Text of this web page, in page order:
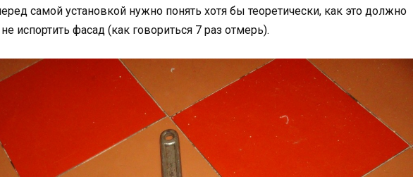
самой установкой нужно понять хотя бы теоретически, как это должно
испортить фасад (как говориться 7 раз отмерь).